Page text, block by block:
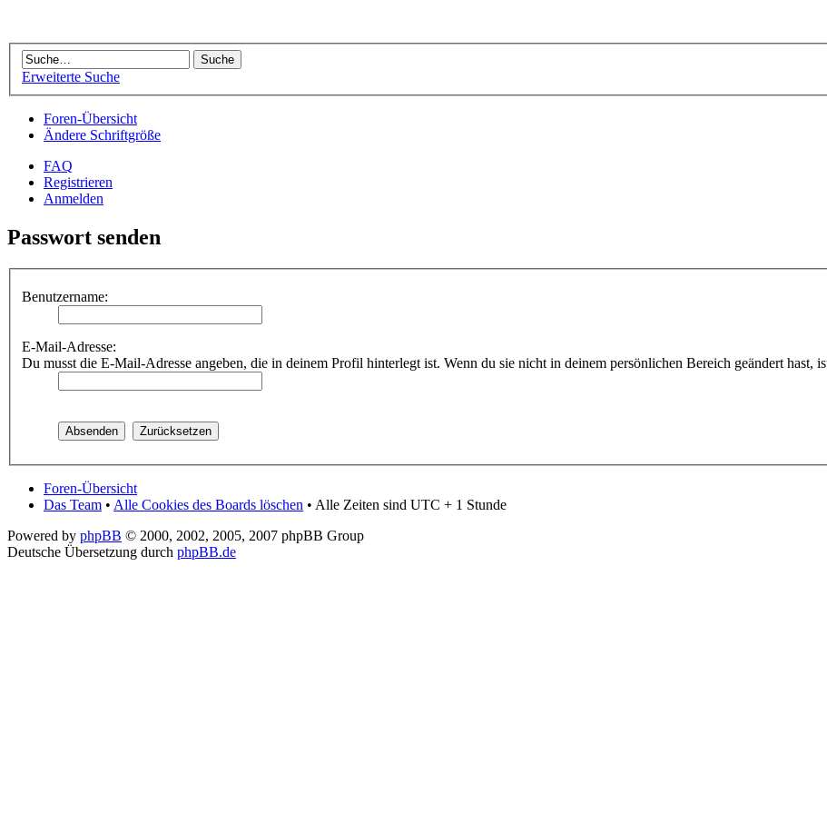
Erweiterte Suche
Foren-Übersicht
Ändere Schriftgröße
FAQ
Registrieren
Anmelden
Passwort senden
Benutzername:
E-Mail-Adresse:
Du musst die E-Mail-Adresse angeben, die in deinem Profil hinterlegt ist. Wenn du sie nicht in deinem persönlichen Bereich geändert hast,
Foren-Übersicht
Das Team • Alle Cookies des Boards löschen • Alle Zeiten sind UTC + 1 Stunde
Powered by phpBB © 2000, 2002, 2005, 2007 phpBB Group
Deutsche Übersetzung durch phpBB.de